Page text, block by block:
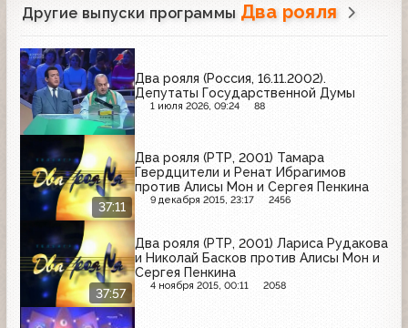
Другие выпуски программы Два рояля
Два рояля (Россия, 16.11.2002).
Депутаты Государственной Думы
1 июля 2026, 09:24 88
37:11
Два рояля (РТР, 2001) Тамара
Гвердцители и Ренат Ибрагимов
против Алисы Мон и Сергея Пенкина
9 декабря 2015, 23:17 2456
37:57
Два рояля (РТР, 2001) Лариса Рудакова
и Николай Басков против Алисы Мон и
Сергея Пенкина
4 ноября 2015, 00:11 2058